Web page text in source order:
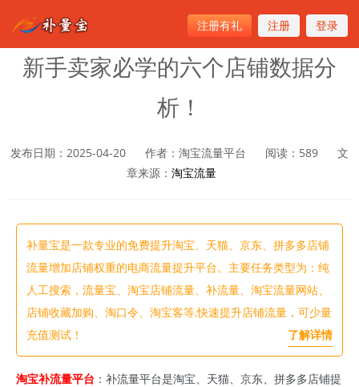
注册有礼 注册 登录
首页>淘宝流量
新手卖家必学的六个店铺数据分
析！
发布日期：2025-04-20 作者：淘宝流量平台 阅读： 589
文
章来源： 淘宝流量
补量宝是一款专业的免费提升淘宝、天猫、京东、拼多多店铺
流量增加店铺权重的电商流量提升平台。主要任务类型为：纯
人工搜索，流量宝、淘宝店铺流量、补流量、淘宝流量网站、
店铺收藏加购、淘口令、淘宝客等,快速提升店铺流量，可少量
充值测试！
了解详情
淘宝补流量平台 ：补流量平台是淘宝、天猫、京东、拼多多店铺提